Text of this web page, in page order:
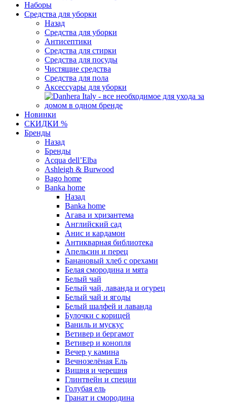
Наборы
Средства для уборки
Назад
Средства для уборки
Антисептики
Средства для стирки
Средства для посуды
Чистящие средства
Средства для пола
Аксессуары для уборки
Новинки
СКИДКИ %
Бренды
Назад
Бренды
Acqua dell’Elba
Ashleigh & Burwood
Bago home
Banka home
Назад
Banka home
Агава и хризантема
Английский сад
Анис и кардамон
Антикварная библиотека
Апельсин и перец
Банановый хлеб с орехами
Белая смородина и мята
Белый чай
Белый чай, лаванда и огурец
Белый чай и ягоды
Белый шалфей и лаванда
Булочки с корицей
Ваниль и мускус
Ветивер и бергамот
Ветивер и конопля
Вечер у камина
Вечнозелёная Ель
Вишня и черешня
Глинтвейн и специи
Голубая ель
Гранат и смородина